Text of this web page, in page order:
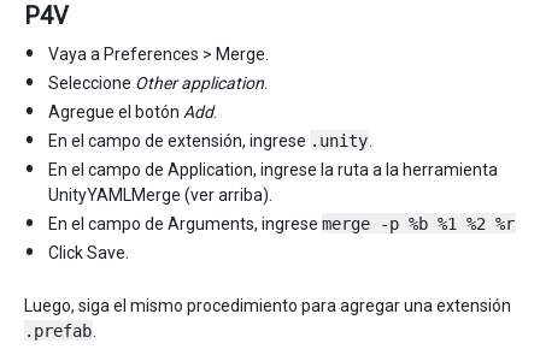
P4V
Vaya a Preferences > Merge.
Seleccione Other application
Agregue el botón Add.
En el campo de extensión, ingrese .unity
En el campo de Application, ingrese la ruta a la herramienta
UnityYAMLMerge (ver arriba).
En el campo de Arguments, ingrese merge -p %b %1 %2 %r
Click Save.
Luego, siga el mismo procedimiento para agregar una extensión
.prefab